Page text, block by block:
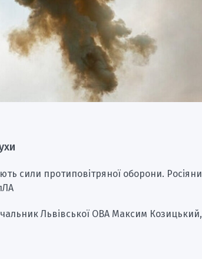
сили протиповітряної оборони.
Львівської ОВА Максим